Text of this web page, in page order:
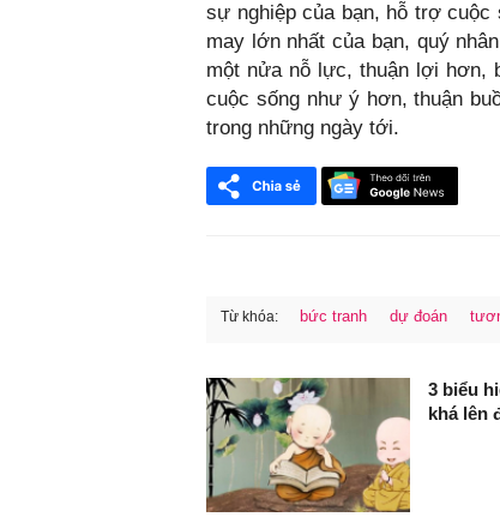
sự nghiệp của bạn, hỗ trợ cuộc
may lớn nhất của bạn, quý
một nửa nỗ lực, thuận lợi hơn,
cuộc sống như ý hơn, thuận
trong những ngày tới.
Từ khóa: bức tranh dự đoán
3 biểu
khá lên